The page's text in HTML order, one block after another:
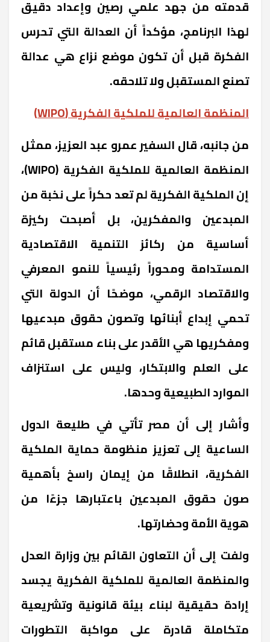
قدمته من جهد علمي رصين وإعداد دقيق
لهذا البرنامج، مؤكداً أن العدالة التي تحرس
الفكرة قبل أن تكون موضع نزاع هي عدالة
تصنع المستقبل ولا تلاحقه.
المنظمة العالمية للملكية الفكرية (WIPO)
من جانبه، قال السفير عمرو عبد العزيز، ممثل
المنظمة العالمية للملكية الفكرية (WIPO)،
إن الملكية الفكرية لم تعد حكراً على نخبة من
المبدعين والمفكرين، بل أصبحت ركيزة
أساسية من ركائز التنمية الاقتصادية
المستدامة ومحوراً رئيسياً للنمو المعرفي
والاقتصاد الرقمي، موضحًا أن الدولة التي
تحمي إبداع أبنائها وتصون حقوق مبدعيها
ومفكريها هي الأقدر على بناء مستقبل قائم
على العلم والابتكار، وليس على استنزاف
الموارد الطبيعية وحدها.
وأشار إلى أن مصر تأتي في طليعة الدول
الساعية إلى تعزيز منظومة حماية الملكية
الفكرية، انطلاقًا من إيمان راسخ بأهمية
صون حقوق المبدعين باعتبارها جزءًا من
هوية الأمة وحضارتها.
ولفت إلى أن التعاون القائم بين وزارة العدل
والمنظمة العالمية للملكية الفكرية يجسد
إرادة حقيقية لبناء بيئة قانونية وتشريعية
متكاملة قادرة على مواكبة التطورات